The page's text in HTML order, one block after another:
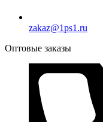
zakaz@1ps1.ru
Оптовые заказы